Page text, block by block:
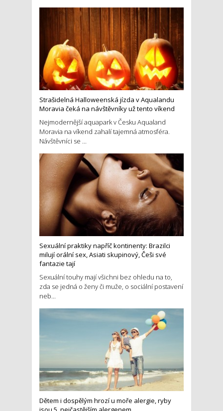
Strašidelná Halloweenská jízda v Aqualandu
Moravia čeká na návštěvníky už tento víkend
Nejmodernější aquapark v Česku Aqualand
Moravia na víkend zahalí tajemná atmosféra.
Návštěvníci se ...
Sexuální praktiky napříč kontinenty: Brazilci
milují orální sex, Asiati skupinový, Češi své
fantazie tají
Sexuální touhy mají všichni bez ohledu na to,
zda se jedná o ženy či muže, o sociální postavení
neb...
Dětem i dospělým hrozí u moře alergie, ryby